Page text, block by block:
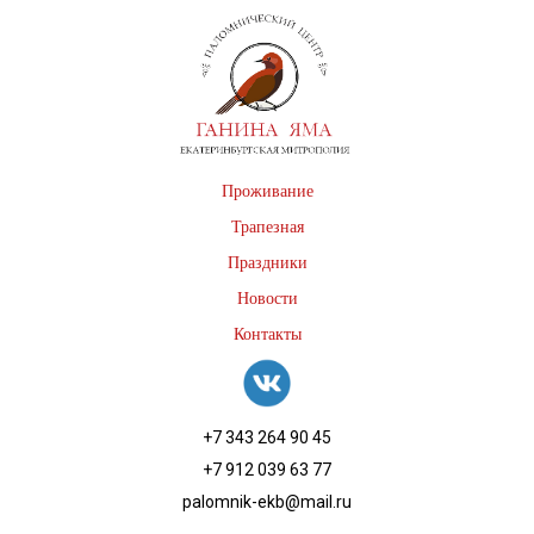
+7 343 264 90 45
Проживание
Новости
Контакты
Трапезная
Праздники
+7 912 039 63 77
palomnik-ekb@mail.ru